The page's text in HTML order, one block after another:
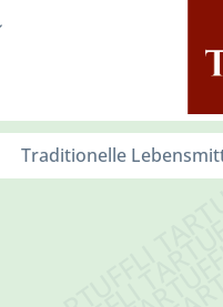
Traditionelle